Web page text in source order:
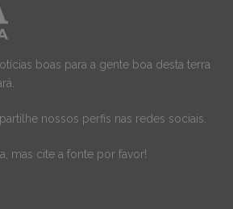
boas para a gente boa desta terra
nossos perfis nas redes sociais.
mas cite a fonte por favor!